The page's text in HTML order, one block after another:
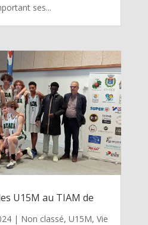
ses...
U15M au TIAM de
| Non classé, U15M, Vie